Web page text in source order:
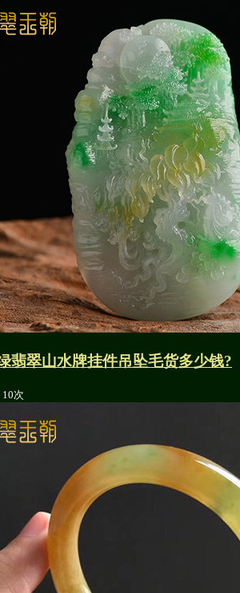
翡翠山水牌挂件吊坠毛货多少钱?
次